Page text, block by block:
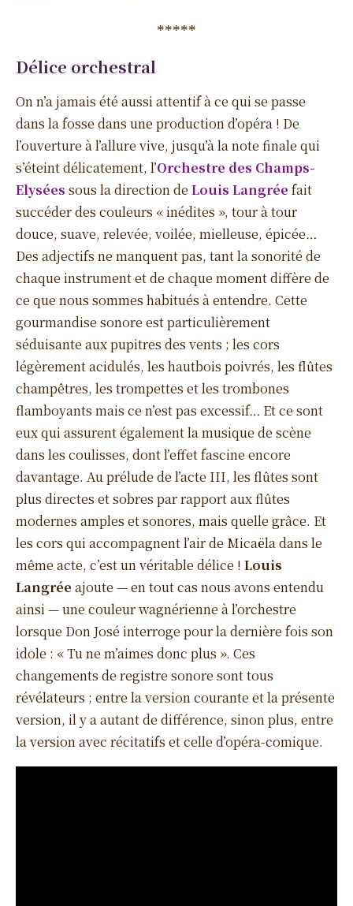
*****
Délice orchestral
On n’a jamais été aussi attentif à ce qui se passe
dans la fosse dans une production d’opéra ! De
l’ouverture à l’allure vive, jusqu’à la note finale qui
s’éteint délicatement, l’Orchestre des Champs-
Elysées sous la direction de Louis Langrée fait
succéder des couleurs « inédites », tour à tour
douce, suave, relevée, voilée, mielleuse, épicée…
Des adjectifs ne manquent pas, tant la sonorité de
chaque instrument et de chaque moment diffère de
ce que nous sommes habitués à entendre. Cette
gourmandise sonore est particulièrement
séduisante aux pupitres des vents ; les cors
légèrement acidulés, les hautbois poivrés, les flûtes
champêtres, les trompettes et les trombones
flamboyants mais ce n’est pas excessif… Et ce sont
eux qui assurent également la musique de scène
dans les coulisses, dont l’effet fascine encore
davantage. Au prélude de l’acte III, les flûtes sont
plus directes et sobres par rapport aux flûtes
modernes amples et sonores, mais quelle grâce. Et
les cors qui accompagnent l’air de Micaëla dans le
même acte, c’est un véritable délice ! Louis
Langrée ajoute — en tout cas nous avons entendu
ainsi — une couleur wagnérienne à l’orchestre
lorsque Don José interroge pour la dernière fois son
idole : « Tu ne m’aimes donc plus ». Ces
changements de registre sonore sont tous
révélateurs ; entre la version courante et la présente
version, il y a autant de différence, sinon plus, entre
la version avec récitatifs et celle d’opéra-comique.